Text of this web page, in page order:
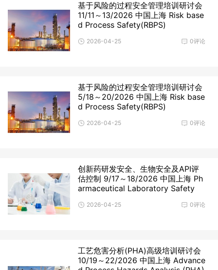
基于风险的过程安全管理培训研讨会 ​
11/11～13/2026 中国上海 Risk base
d Process Safety(RBPS)
0评论
2026-04-25
基于风险的过程安全管理培训研讨会 ​
5/18～20/2026 中国上海 Risk base
d Process Safety(RBPS)
0评论
2026-04-25
创新药研发安全、生物安全及API评
估控制 9/17～18/2026 中国上海 Ph
armaceutical Laboratory Safety
0评论
2026-04-25
工艺危害分析(PHA)高级培训研讨会
10/19～22/2026 中国上海 Advance